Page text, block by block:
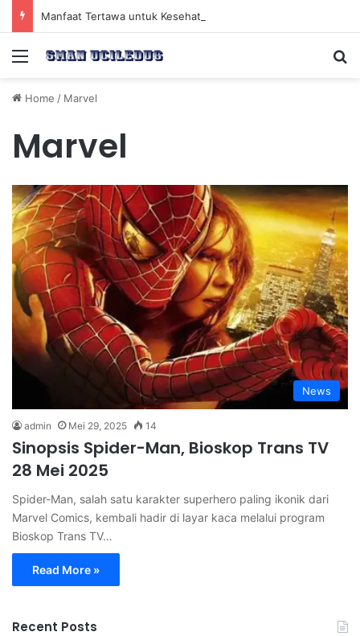
Menu
Home / Marvel
Marvel
News
admin Mei 29, 2025 14
Sinopsis Spider-Man, Bioskop Trans TV
28 Mei 2025
Spider-Man, salah satu karakter superhero paling ikonik dari
Marvel Comics, kembali hadir di layar kaca melalui program
Bioskop Trans TV…
Read More »
Recent Posts